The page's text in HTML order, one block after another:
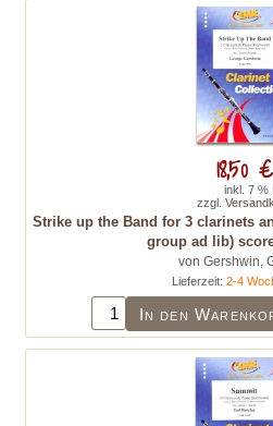
Strike up the Band for 3 clarinets
group ad lib)
von Gershwin,
Lieferzeit: 2-4
In den
18,50 €
inkl. 7 %
zzgl.